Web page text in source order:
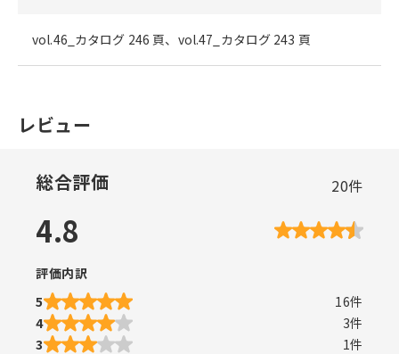
vol.46_カタログ 246 頁、vol.47_カタログ 243 頁
レビュー
総合評価 20件
4.8
評価内訳
5
16件
4
3件
3
1件